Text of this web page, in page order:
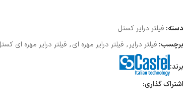
دسته: فیلتر درایر کستل
برچسب: فیلتر درایر , فیلتر درایر مهره ای, فیلتر درایر مهره ای
برند:
اشتراک گذاری: